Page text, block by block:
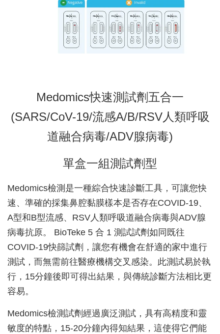
Medomics快速測試劑五合一
(SARS/CoV-19/流感A/B/RSV人類呼吸
道融合病毒/ADV腺病毒)
單盒一組測試劑型
Medomics檢測是一種綜合快速診斷工具，可讓您快
速、準確的採集鼻腔黏膜樣本是否存在COVID-19、
A型和B型流感、RSV人類呼吸道融合病毒與ADV腺
病毒抗原。 BioTeke 5 合 1 測試試劑如同既往
COVID-19快篩試劑，讓您有機會在舒適的家中進行
測試，而無需前往醫療機構交叉感染。此測試易於執
行，15分鐘後即可得出結果，與傳統診斷方法相比更
容易。
Medomics檢測試劑經過廣泛測試，具有高精度和靈
敏度的特點，15-20分鐘內得知結果，這使得它們能